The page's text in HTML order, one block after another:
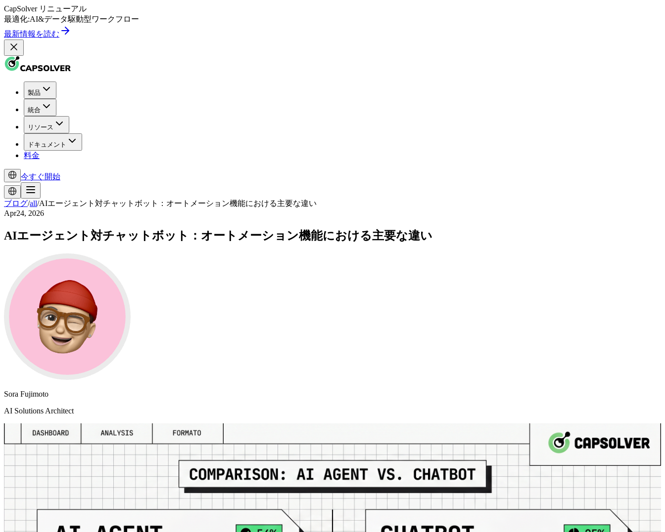
CapSolver リニューアル
最適化:AI&データ駆動型ワークフロー
最新情報を読む
製品
統合
リソース
ドキュメント
料金
今すぐ開始
ブログ/all/AIエージェント対チャットボット：オートメーション機能における主要な違い
Apr24, 2026
AIエージェント対チャットボット：オートメーション機能における主要な違い
Sora Fujimoto
AI Solutions Architect